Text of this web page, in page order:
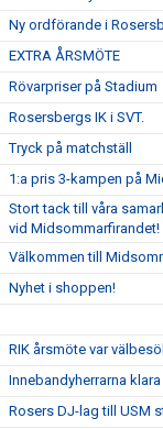
Ny ordförande i
EXTRA ÅRSMÖTE
Rövarpriser på Stadium
Rosersbergs IK i SVT.
Tryck på matchställ
1:a pris 3-kampen på
Stort tack till våra
vid Midsommarfirandet!
Välkommen till
Nyhet i shoppen!
RIK årsmöte var
Innebandyherrarna
Rosers DJ-lag till USM